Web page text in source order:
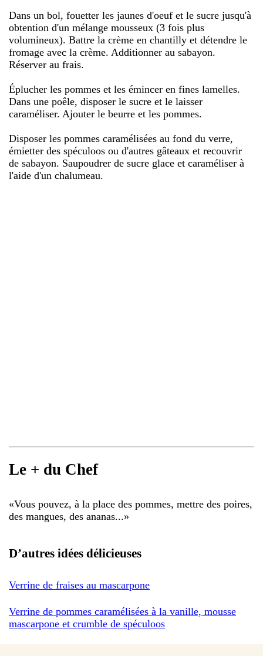
Dans un bol, fouetter les jaunes d'oeuf et le sucre jusqu'à
obtention d'un mélange mousseux (3 fois plus
volumineux). Battre la crème en chantilly et détendre le
fromage avec la crème. Additionner au sabayon.
Réserver au frais.
Éplucher les pommes et les émincer en fines lamelles.
Dans une poêle, disposer le sucre et le laisser
caraméliser. Ajouter le beurre et les pommes.
Disposer les pommes caramélisées au fond du verre,
émietter des spéculoos ou d'autres gâteaux et recouvrir
de sabayon. Saupoudrer de sucre glace et caraméliser à
l'aide d'un chalumeau.
Le + du Chef
«Vous pouvez, à la place des pommes, mettre des poires,
des mangues, des ananas...»
D’autres idées délicieuses
Verrine de fraises au mascarpone
Verrine de pommes caramélisées à la vanille, mousse
mascarpone et crumble de spéculoos